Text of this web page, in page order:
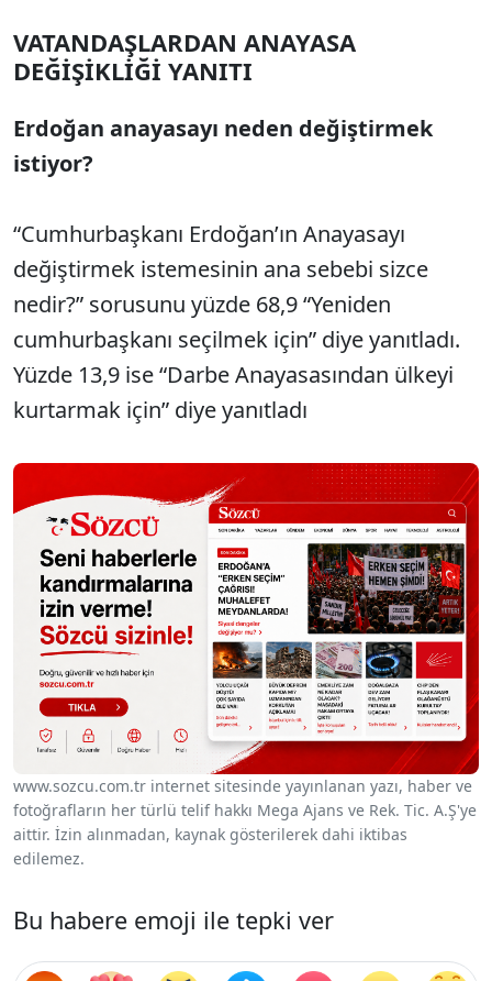
VATANDAŞLARDAN ANAYASA
DEĞİŞİKLİĞİ YANITI
Erdoğan anayasayı neden değiştirmek
istiyor?
“Cumhurbaşkanı Erdoğan’ın Anayasayı
değiştirmek istemesinin ana sebebi sizce
nedir?” sorusunu yüzde 68,9 “Yeniden
cumhurbaşkanı seçilmek için” diye yanıtladı.
Yüzde 13,9 ise “Darbe Anayasasından ülkeyi
kurtarmak için” diye yanıtladı
www.sozcu.com.tr internet sitesinde yayınlanan yazı, haber ve
fotoğrafların her türlü telif hakkı Mega Ajans ve Rek. Tic. A.Ş'ye
aittir. İzin alınmadan, kaynak gösterilerek dahi iktibas
edilemez.
Bu habere emoji ile tepki ver